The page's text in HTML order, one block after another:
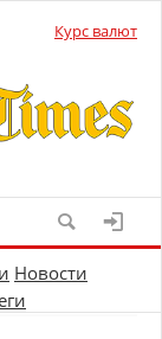
Курс валют
Новости